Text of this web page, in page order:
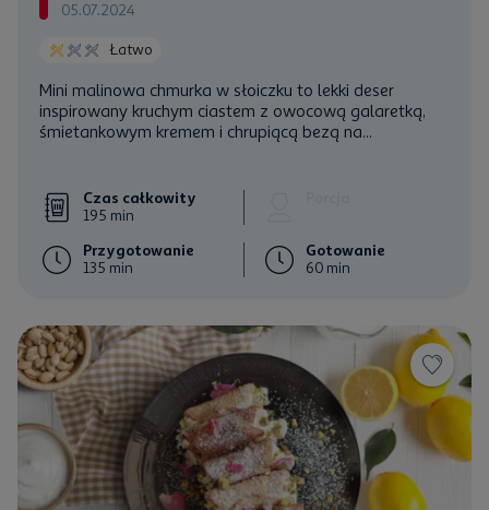
05.07.2024
Łatwo
Mini malinowa chmurka w słoiczku to lekki deser
inspirowany kruchym ciastem z owocową galaretką,
śmietankowym kremem i chrupiącą bezą na...
Czas całkowity
195 min
Przygotowanie
135 min
Gotowanie
60 min